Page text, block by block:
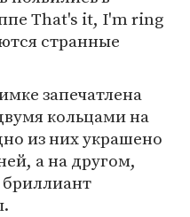
That's it, I'm ring
странные
запечатлена
кольцами на
из них украшено
а на другом,